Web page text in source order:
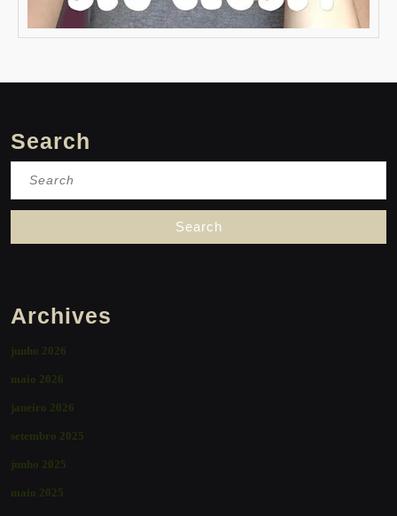
Search
Archives
junho 2026
maio 2026
janeiro 2026
setembro 2025
junho 2025
maio 2025